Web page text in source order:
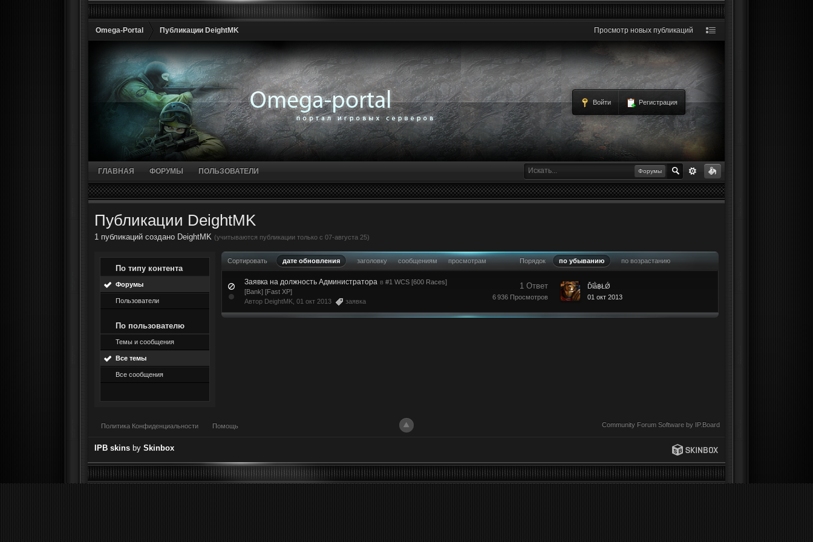
Omega-Portal Публикации DeightMK Просмотр новых публикаций
Войти Регистрация
Форумы
ГЛАВНАЯ ФОРУМЫ ПОЛЬЗОВАТЕЛИ
Публикации DeightMK
1 публикаций создано DeightMK (учитываются публикации только с 07-августа 25)
По типу контента
Форумы
Пользователи
По пользователю
Темы и сообщения
Все темы
Все сообщения
Сортировать дате обновления заголовку сообщениям просмотрам Порядок по убыванию по возрастанию
Заявка на должность Администратора в #1 WCS [600 Races]
[Bank] [Fast XP]
Автор DeightMK , 01 окт 2013 заявка
1 Ответ
6 936 Просмотров
Ďΐằ฿ŁǾ
01 окт 2013
Community Forum Software by IP.Board
Политика Конфиденциальности Помощь
IPB skins bySkinbox